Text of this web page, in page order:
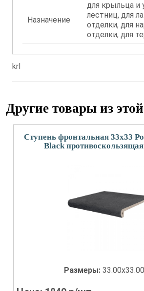
Назначение
для крыльца и
лестниц, для
отделки, для
отделки, для
krl
Другие товары из
Ступень фронтальная 33x33
Black
Размеры: